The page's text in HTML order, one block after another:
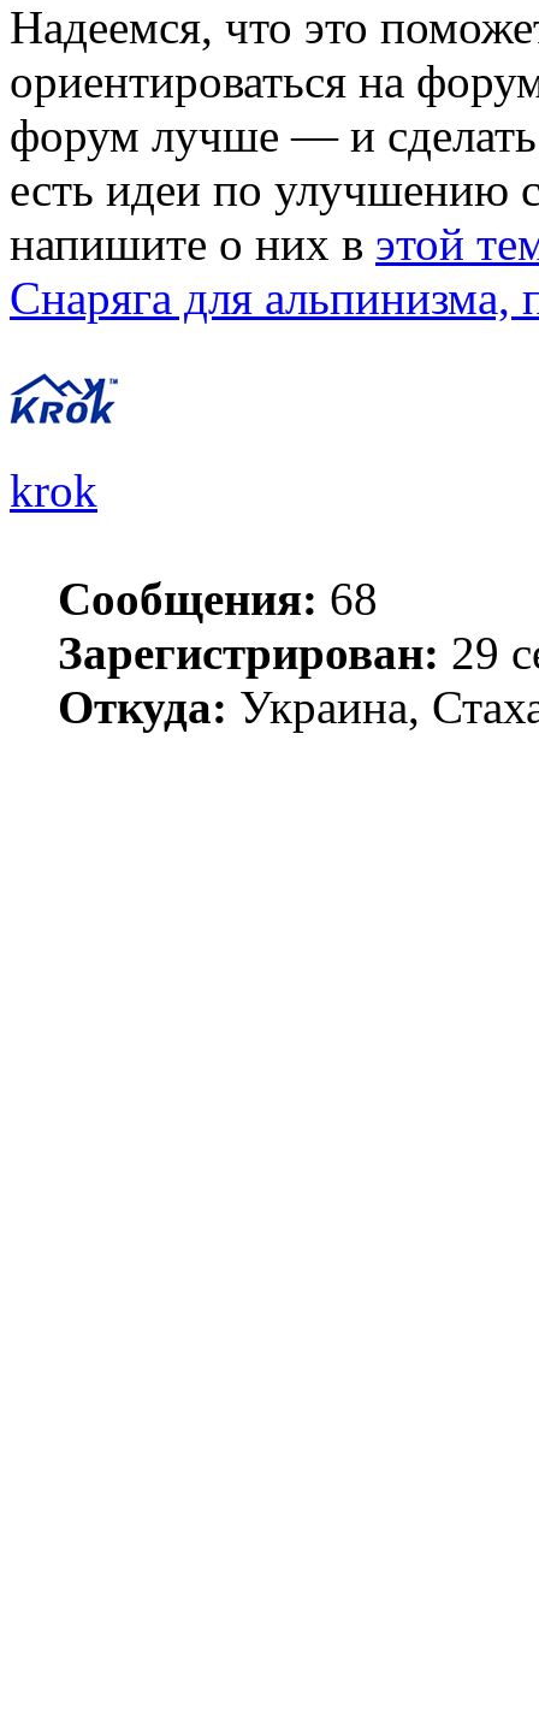
Надеемся, что это
ориентироваться на
форум лучше — и сделать
есть идеи по улучшению
напишите о них в этой
Снаряга для альпинизма,
krok
Сообщения: 68
Зарегистрирован: 29
Откуда: Украина,